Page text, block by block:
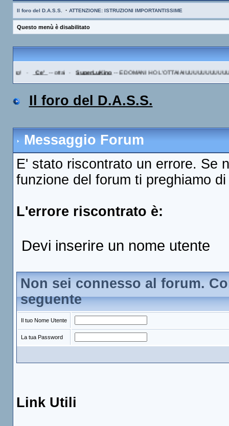
Il foro del D.A.S.S. · ATTENZIONE: ISTRUZIONI IMPORTANTISSIME
Questo menù è disabilitato
· _Ce'_-- ottai· SuperLuKino--E DOMANI HO L'OTTAI
Il foro del D.A.S.S.
Messaggio Forum
E' stato riscontrato un errore. Se
funzione del forum ti preghiamo
L'errore riscontrato è:
Devi inserire un nome utente
Non sei connesso al forum.
seguente
Il tuo Nome Utente
La tua Password
Link Utili